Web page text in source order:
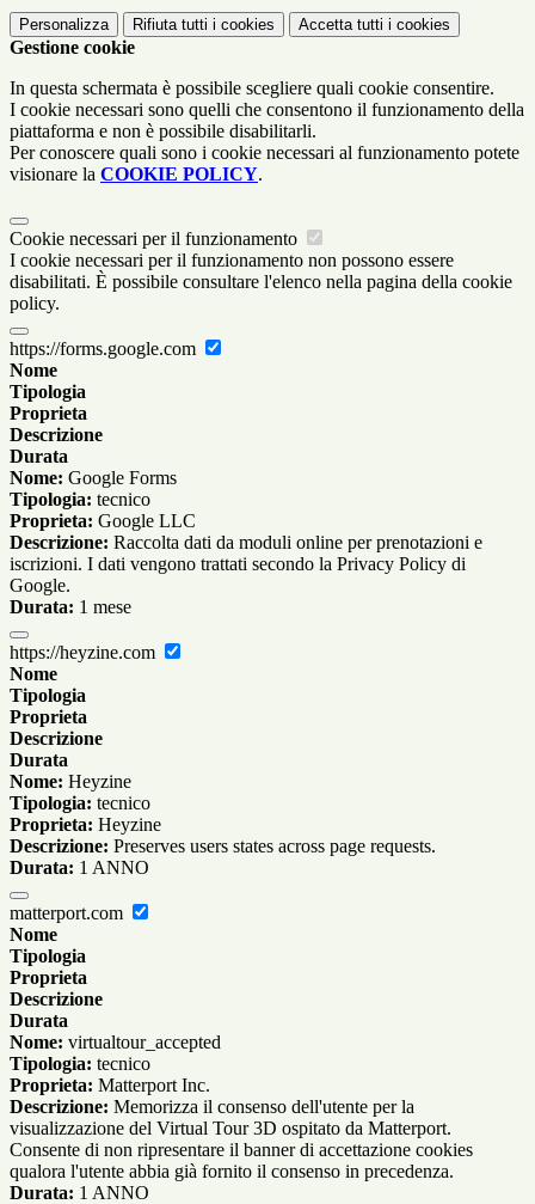
Personalizza Rifiuta tutti i cookies Accetta tutti i cookies
Gestione cookie
In questa schermata è possibile scegliere quali cookie consentire.
I cookie necessari sono quelli che consentono il funzionamento della
piattaforma e non è possibile disabilitarli.
Per conoscere quali sono i cookie necessari al funzionamento potete
visionare la COOKIE POLICY.
Cookie necessari per il funzionamento
I cookie necessari per il funzionamento non possono essere
disabilitati. È possibile consultare l'elenco nella pagina della cookie
policy.
https://forms.google.com
Nome
Tipologia
Proprieta
Descrizione
Durata
Nome: Google Forms
Tipologia: tecnico
Proprieta: Google LLC
Descrizione: Raccolta dati da moduli online per prenotazioni e
iscrizioni. I dati vengono trattati secondo la Privacy Policy di
Google.
Durata: 1 mese
https://heyzine.com
Nome
Tipologia
Proprieta
Descrizione
Durata
Nome: Heyzine
Tipologia: tecnico
Proprieta: Heyzine
Descrizione: Preserves users states across page requests.
Durata: 1 ANNO
matterport.com
Nome
Tipologia
Proprieta
Descrizione
Durata
Nome: virtualtour_accepted
Tipologia: tecnico
Proprieta: Matterport Inc.
Descrizione: Memorizza il consenso dell'utente per la
visualizzazione del Virtual Tour 3D ospitato da Matterport.
Consente di non ripresentare il banner di accettazione cookies
qualora l'utente abbia già fornito il consenso in precedenza.
Durata: 1 ANNO